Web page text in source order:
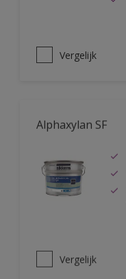
Vergelijk
Alphaxylan SF
Vergelijk